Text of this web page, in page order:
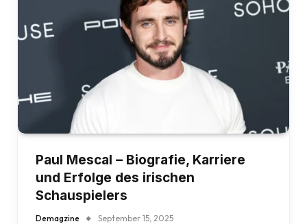
Paul Mescal – Biografie, Karriere
und Erfolge des irischen
Schauspielers
Demagzine September 15, 2025